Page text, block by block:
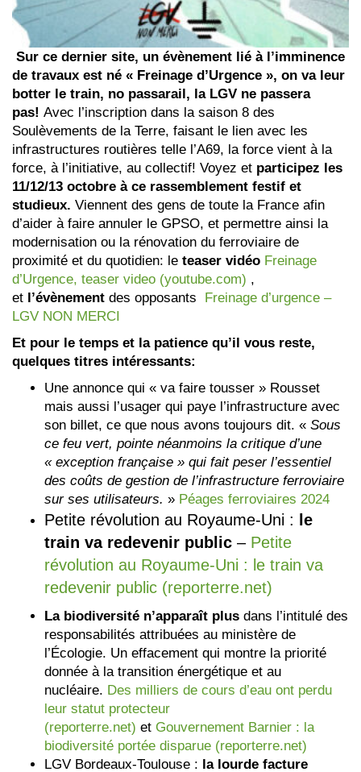
Sur ce dernier site, un évènement lié à l’imminence
de travaux est né « Freinage d’Urgence », on va leur
botter le train, no passarail, la LGV ne passera
pas! Avec l’inscription dans la saison 8 des
Soulèvements de la Terre, faisant le lien avec les
infrastructures routières telle l’A69, la force vient à la
force, à l’initiative, au collectif! Voyez et participez les
11/12/13 octobre à ce rassemblement festif et
studieux. Viennent des gens de toute la France afin
d’aider à faire annuler le GPSO, et permettre ainsi la
modernisation ou la rénovation du ferroviaire de
proximité et du quotidien: le teaser vidéo Freinage
d’Urgence, teaser video (youtube.com) ,
et l’évènement des opposants Freinage d’urgence –
LGV NON MERCI
Et pour le temps et la patience qu’il vous reste,
quelques titres intéressants:
Une annonce qui « va faire tousser » Rousset
mais aussi l’usager qui paye l’infrastructure avec
son billet, ce que nous avons toujours dit. « Sous
ce feu vert, pointe néanmoins la critique d’une
« exception française » qui fait peser l’essentiel
des coûts de gestion de l’infrastructure ferroviaire
sur ses utilisateurs. » Péages ferroviaires 2024
Petite révolution au Royaume-Uni :
le
train va redevenir public – Petite
révolution au Royaume-Uni : le train va
redevenir public (reporterre.net)
La biodiversité n’apparaît plus dans l’intitulé des
responsabilités attribuées au ministère de
l’Écologie. Un effacement qui montre la priorité
donnée à la transition énergétique et au
nucléaire. Des milliers de cours d’eau ont perdu
leur statut protecteur
(reporterre.net) et Gouvernement Barnier : la
biodiversité portée disparue (reporterre.net)
LGV Bordeaux-Toulouse : la lourde facture